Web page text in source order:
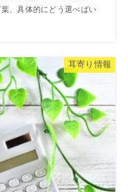
、具体的にどう選べばい
⽿寄り情報